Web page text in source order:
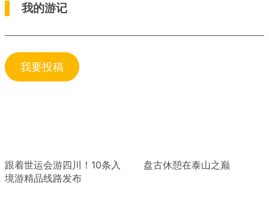
我的游记
我要投稿
跟着世运会游四川！10条入
境游精品线路发布
盘古休憩在泰山之巅